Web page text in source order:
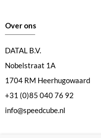
Over ons
DATAL B.V.
Nobelstraat 1A
1704 RM Heerhugowaard
+31 (0)85 040 76 92
info@speedcube.nl